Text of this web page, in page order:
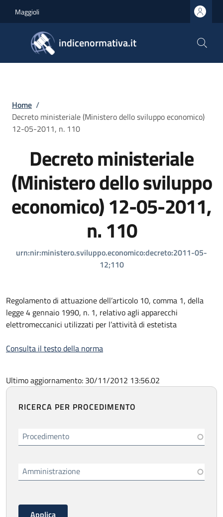
Maggioli
indicenormativa.it
Briciole di pane
Home /
Decreto ministeriale (Ministero dello sviluppo economico)
12-05-2011, n. 110
Decreto ministeriale
(Ministero dello sviluppo
economico) 12-05-2011,
n. 110
urn:nir:ministero.sviluppo.economico:decreto:2011-05-
12;110
Regolamento di attuazione dell’articolo 10, comma 1, della
legge 4 gennaio 1990, n. 1, relativo agli apparecchi
elettromeccanici utilizzati per l’attività di estetista
Consulta il testo della norma
Ultimo aggiornamento: 30/11/2012 13:56.02
RICERCA PER PROCEDIMENTO
Procedimento
Amministrazione